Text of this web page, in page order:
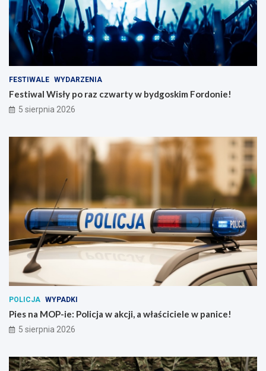
FESTIWALE WYDARZENIA
Festiwal Wisły po raz czwarty w bydgoskim Fordonie!
5 sierpnia 2026
POLICJA WYPADKI
Pies na MOP-ie: Policja w akcji, a właściciele w panice!
5 sierpnia 2026